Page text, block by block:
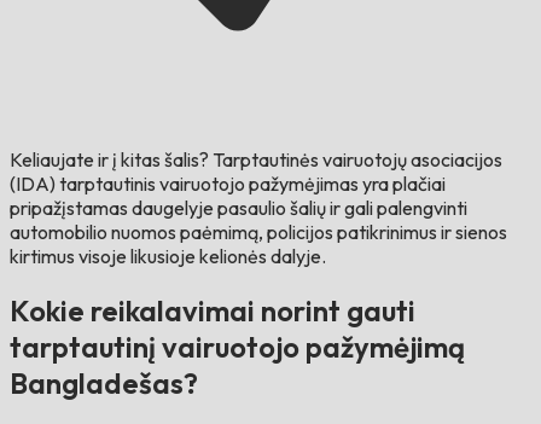
Keliaujate ir į kitas šalis? Tarptautinės vairuotojų asociacijos
(IDA) tarptautinis vairuotojo pažymėjimas yra plačiai
pripažįstamas daugelyje pasaulio šalių ir gali palengvinti
automobilio nuomos paėmimą, policijos patikrinimus ir sienos
kirtimus visoje likusioje kelionės dalyje.
Kokie reikalavimai norint gauti
tarptautinį vairuotojo pažymėjimą
Bangladešas?